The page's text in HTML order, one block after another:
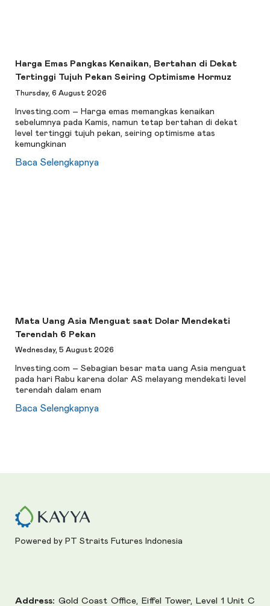
Harga Emas Pangkas Kenaikan, Bertahan di Dekat
Tertinggi Tujuh Pekan Seiring Optimisme Hormuz
Thursday, 6 August 2026
Investing.com – Harga emas memangkas kenaikan
sebelumnya pada Kamis, namun tetap bertahan di dekat
level tertinggi tujuh pekan, seiring optimisme atas
kemungkinan
Baca Selengkapnya
Mata Uang Asia Menguat saat Dolar Mendekati
Terendah 6 Pekan
Wednesday, 5 August 2026
Investing.com – Sebagian besar mata uang Asia menguat
pada hari Rabu karena dolar AS melayang mendekati level
terendah dalam enam
Baca Selengkapnya
Powered by PT Straits Futures Indonesia
Address: Gold Coast Office, Eiffel Tower, Level 1 Unit C